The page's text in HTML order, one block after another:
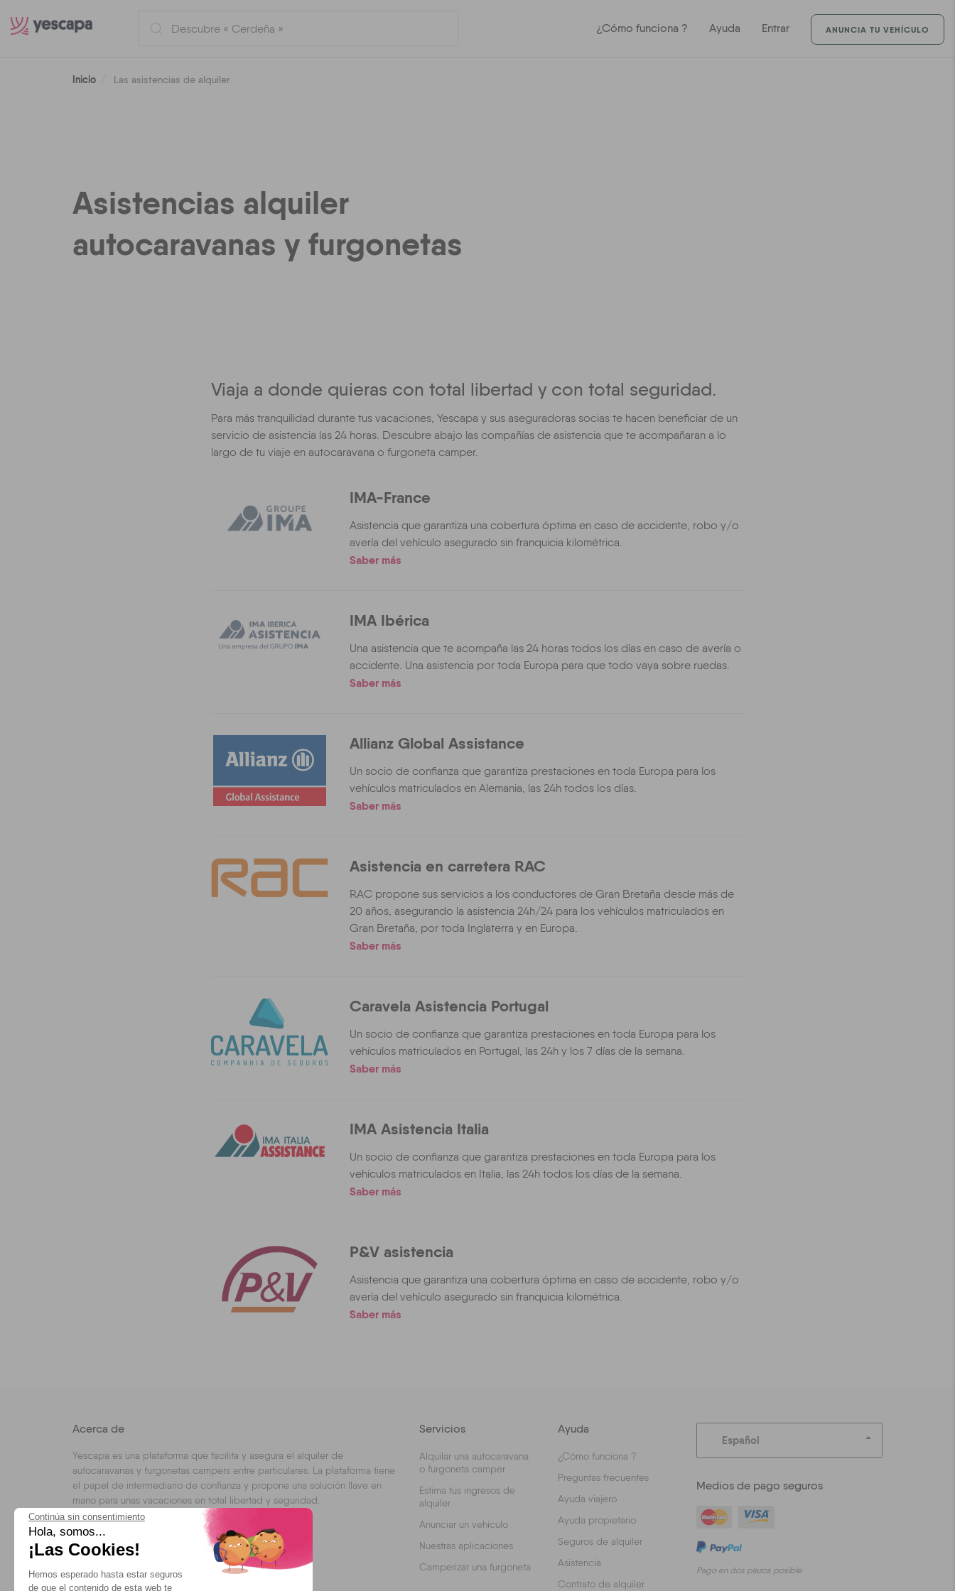
¿Cómo funciona ? Ayuda Entrar ANUNCIA TU VEHÍCULO
Inicio Las asistencias de alquiler
Asistencias alquiler
autocaravanas y furgonetas
Viaja a donde quieras con total libertad y con total seguridad.
Para más tranquilidad durante tus vacaciones, Yescapa y sus aseguradoras socias te hacen beneficiar de un
servicio de asistencia las 24 horas. Descubre abajo las compañías de asistencia que te acompañaran a lo
largo de tu viaje en autocaravana o furgoneta camper.
IMA-France
Asistencia que garantiza una cobertura óptima en caso de accidente, robo y/o
avería del vehículo asegurado sin franquicia kilométrica.
Saber más
IMA Ibérica
Una asistencia que te acompaña las 24 horas todos los días en caso de avería o
accidente. Una asistencia por toda Europa para que todo vaya sobre ruedas.
Saber más
Allianz Global Assistance
Un socio de confianza que garantiza prestaciones en toda Europa para los
vehículos matriculados en Alemania, las 24h todos los días.
Saber más
Asistencia en carretera RAC
RAC propone sus servicios a los conductores de Gran Bretaña desde más de
20 años, asegurando la asistencia 24h/24 para los vehículos matriculados en
Gran Bretaña, por toda Inglaterra y en Europa.
Saber más
Caravela Asistencia Portugal
Un socio de confianza que garantiza prestaciones en toda Europa para los
vehículos matriculados en Portugal, las 24h y los 7 días de la semana.
Saber más
IMA Asistencia Italia
Un socio de confianza que garantiza prestaciones en toda Europa para los
vehículos matriculados en Italia, las 24h todos los días de la semana.
Saber más
P&V asistencia
Asistencia que garantiza una cobertura óptima en caso de accidente, robo y/o
avería del vehículo asegurado sin franquicia kilométrica.
Saber más
Acerca de
Yescapa es una plataforma que facilita y asegura el alquiler de
autocaravanas y furgonetas campers entre particulares. La plataforma tiene
el papel de intermediario de confianza y propone una solución llave en
mano para unas vacaciones en total libertad y seguridad.
Opiniones cliente
Servicios
Alquilar una autocaravana
o furgoneta camper
Estima tus ingresos de
alquiler
Anunciar un vehículo
Nuestras aplicaciones
Camperizar una furgoneta
Ayuda
¿Cómo funciona ?
Preguntas frecuentes
Ayuda viajero
Ayuda propietario
Seguros de alquiler
Asistencia
Contrato de alquiler
Español
Medios de pago seguros
Pago en dos plazos posible
Continúa sin consentimiento
Hola, somos...
¡Las Cookies!
Hemos esperado hasta estar seguros
de que el contenido de esta web te